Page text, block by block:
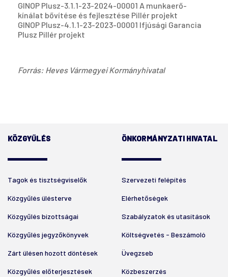
GINOP Plusz-3.1.1-23-2024-00001 A munkaerő-
kínálat bővítése és fejlesztése Pillér projekt
GINOP Plusz-4.1.1-23-2023-00001 Ifjúsági Garancia
Plusz Pillér projekt
Forrás: Heves Vármegyei Kormányhivatal
KÖZGYŰLÉS
Tagok és tisztségviselők
Közgyűlés ülésterve
Közgyűlés bizottságai
Közgyűlés jegyzőkönyvek
Zárt ülésen hozott döntések
Közgyűlés előterjesztések
ÖNKORMÁNYZATI HIVATAL
Szervezeti felépítés
Elérhetőségek
Szabályzatok és utasítások
Költségvetés - Beszámoló
Üvegzseb
Közbeszerzés